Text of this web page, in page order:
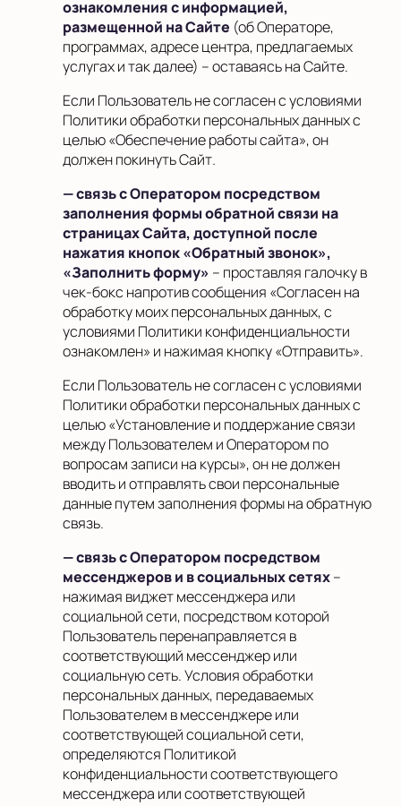
ознакомления с информацией,
размещенной на Сайте (об Операторе,
программах, адресе центра, предлагаемых
услугах и так далее) – оставаясь на Сайте.
Если Пользователь не согласен с условиями
Политики обработки персональных данных с
целью «Обеспечение работы сайта», он
должен покинуть Сайт.
— связь с Оператором посредством
заполнения формы обратной связи на
страницах Сайта, доступной после
нажатия кнопок «Обратный звонок»,
«Заполнить форму» – проставляя галочку в
чек-бокс напротив сообщения «Согласен на
обработку моих персональных данных, с
условиями Политики конфиденциальности
ознакомлен» и нажимая кнопку «Отправить».
Если Пользователь не согласен с условиями
Политики обработки персональных данных с
целью «Установление и поддержание связи
между Пользователем и Оператором по
вопросам записи на курсы», он не должен
вводить и отправлять свои персональные
данные путем заполнения формы на обратную
связь.
— связь с Оператором посредством
мессенджеров и в социальных сетях–
нажимая виджет мессенджера или
социальной сети, посредством которой
Пользователь перенаправляется в
соответствующий мессенджер или
социальную сеть. Условия обработки
персональных данных, передаваемых
Пользователем в мессенджере или
соответствующей социальной сети,
определяются Политикой
конфиденциальности соответствующего
мессенджера или соответствующей